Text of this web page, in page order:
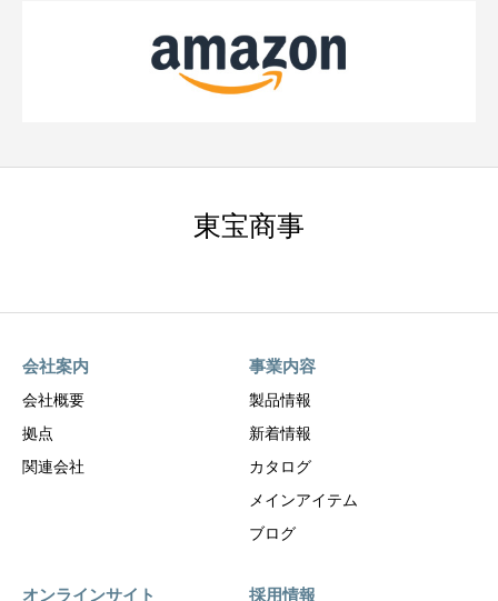
東宝商事
会社案内
会社概要
拠点
関連会社
事業内容
製品情報
新着情報
カタログ
メインアイテム
ブログ
オンラインサイト 採用情報